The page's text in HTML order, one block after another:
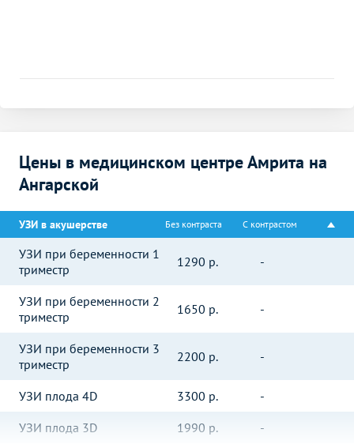
Цены в медицинском центре Амрита на
Ангарской
УЗИ в акушерстве Без контраста С контрастом
УЗИ при беременности 1
триместр
1290 р. -
УЗИ при беременности 2
триместр
1650 р. -
УЗИ при беременности 3
триместр
2200 р. -
УЗИ плода 4D 3300 р.
-
УЗИ плода 3D
1990 р.
-